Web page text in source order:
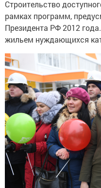
Строительство
рамках программ,
Президента РФ 2012
жильем нуждающихся